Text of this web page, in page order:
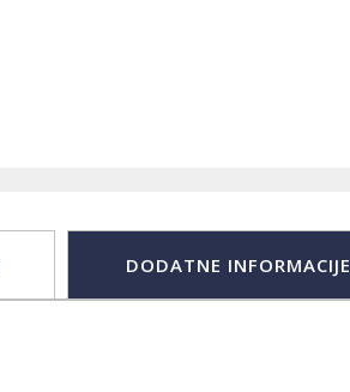
DODATNE INFORMACIJE